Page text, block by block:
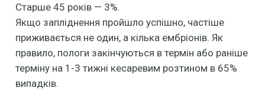
Старше 45 років — 3%.
Якщо запліднення пройшло успішно, частіше
приживається не один, а кілька ембріонів. Як
правило, пологи закінчуються в термін або раніше
терміну на 1-3 тижні кесаревим розтином в 65%
випадків.